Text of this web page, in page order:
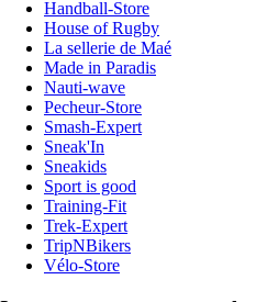
Handball-Store
House of Rugby
La sellerie de Maé
Made in Paradis
Nauti-wave
Pecheur-Store
Smash-Expert
Sneak'In
Sneakids
Sport is good
Training-Fit
Trek-Expert
TripNBikers
Vélo-Store